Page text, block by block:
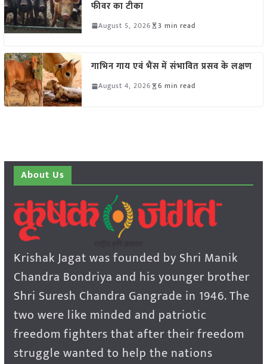
फीवर का टीका
August 5, 2026 3 min read
गाभिन गाय एवं भैंस में संभावित प्रसव के लक्षण
August 4, 2026 6 min read
About Us
Krishak Jagat was founded by Shri Manik
Chandra Bondriya and his younger brother
Shri Suresh Chandra Gangrade in 1946. The
two were like minded and patriotic
freedom fighters that after their freedom
struggle wanted to help the nations